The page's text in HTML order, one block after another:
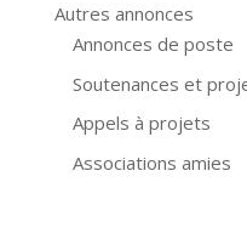
Autres annonces
Annonces de poste
Soutenances et
Appels à projets
Associations amies